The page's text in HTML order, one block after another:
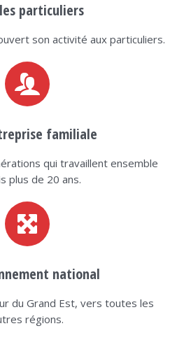
particuliers
son activité aux particuliers.
familiale
qui travaillent ensemble
plus de 20 ans.
national
du Grand Est, vers toutes les
régions.